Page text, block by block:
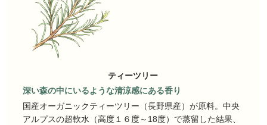
ティーツリー
深い森の中にいるような清涼感にある香り
国産オーガニックティーツリー（長野県産）が原料。中央
アルプスの超軟水（高度１６度～18度）で蒸留した結果、